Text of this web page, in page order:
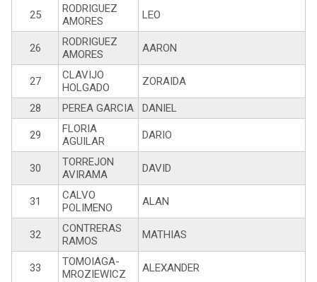
25
RODRIGUEZ
AMORES
LEO
26
RODRIGUEZ
AMORES
AARON
27
CLAVIJO
HOLGADO
ZORAIDA
28 PEREA GARCIA DANIEL
29
FLORIA
AGUILAR
DARIO
30
TORREJON
AVIRAMA
DAVID
31
CALVO
POLIMENO
ALAN
32
CONTRERAS
RAMOS
MATHIAS
33
TOMOIAGA-
MROZIEWICZ
ALEXANDER